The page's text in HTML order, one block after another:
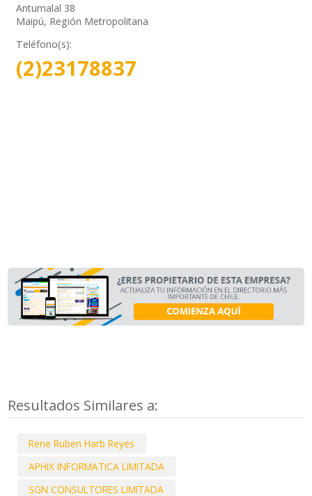
Antumalal 38
Maipú, Región Metropolitana
Teléfono(s):
(2)23178837
Resultados Similares a:
Rene Ruben Harb Reyes
APHIX INFORMATICA LIMITADA
SGN CONSULTORES LIMITADA